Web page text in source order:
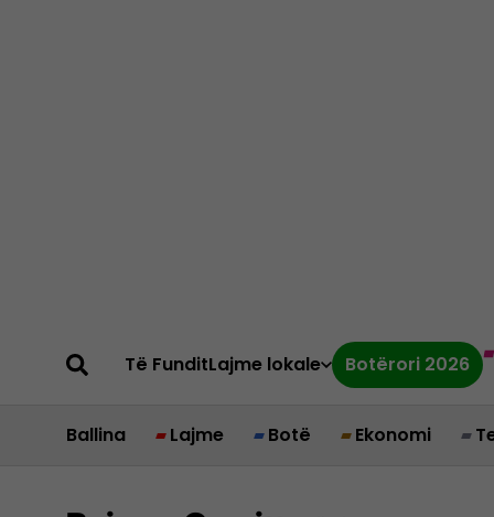
Të FunditLajme lokale Botërori 2026
Ballina Lajme Botë Ekonomi